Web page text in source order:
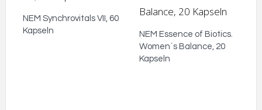
NEM Synchrovitals VII, 60
Kapseln
NEM Essence of Biotics.
Women´s Balance, 20
Kapseln